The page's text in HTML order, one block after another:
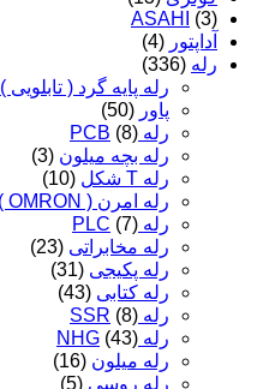
ASAHI
(3)
آداپتور (4)
رله (336)
رله پایه گرد ( تابلویی )
پاور (50)
رله PCB (8)
رله بچه میلون (3)
رله T شکل
(10)
رله امرن ( OMRON )
رله PLC (7)
رله مخابراتی (23)
رله پکیجی (31)
رله کتابی (43)
رله SSR (8)
رله NHG (43)
رله میلون (16)
رله روسی (5)